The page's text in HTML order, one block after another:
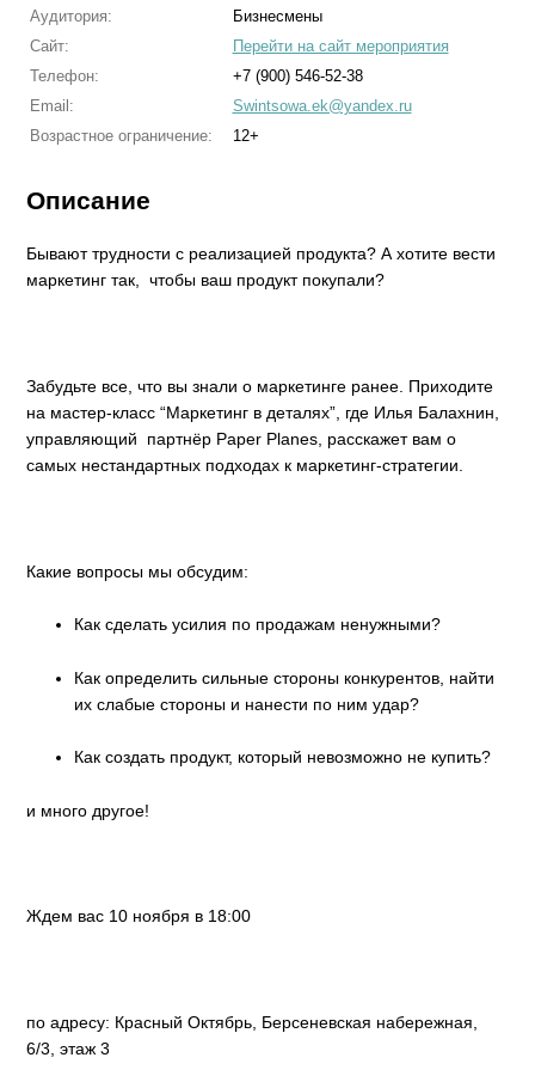
Аудитория:
Бизнесмены
Сайт:
Перейти на сайт мероприятия
Телефон:
+7 (900) 546-52-38
Email:
Swintsowa.ek@yandex.ru
Возрастное ограничение:
12+
Описание
Бывают трудности с реализацией продукта? А хотите вести
маркетинг так, чтобы ваш продукт покупали?
Забудьте все, что вы знали о маркетинге ранее. Приходите
на мастер-класс “Маркетинг в деталях”, где Илья Балахнин,
управляющий партнёр Paper Planes, расскажет вам о
самых нестандартных подходах к маркетинг-стратегии.
Какие вопросы мы обсудим:
Как сделать усилия по продажам ненужными?
Как определить сильные стороны конкурентов, найти
их слабые стороны и нанести по ним удар?
Как создать продукт, который невозможно не купить?
и много другое!
Ждем вас 10 ноября в 18:00
по адресу: Красный Октябрь, Берсеневская набережная,
6/3, этаж 3